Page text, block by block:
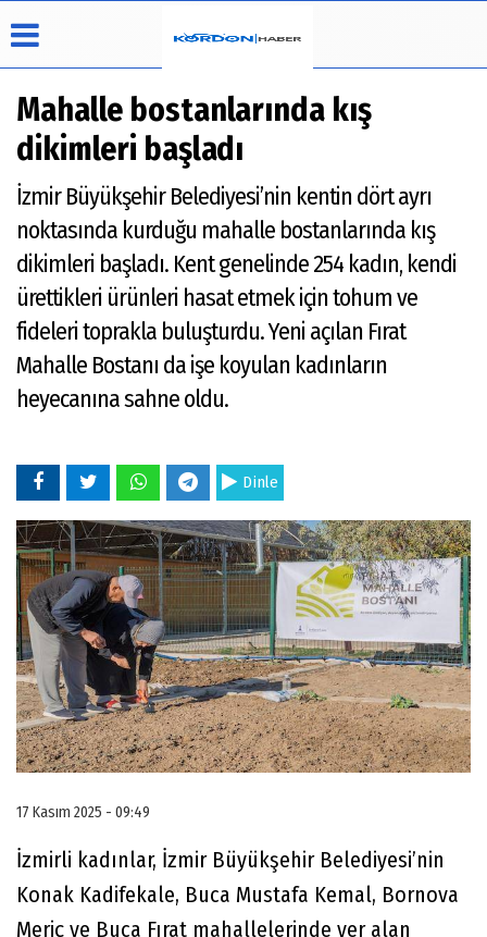
Haber
Arşivi
Durumu
Yazarları
Video
Foto
Galeri
İletişim
Çerez
Politikası
İlkeleri
Mahalle bostanlarında kış
dikimleri başladı
İzmir Büyükşehir Belediyesi’nin kentin dört ayrı
noktasında kurduğu mahalle bostanlarında kış
dikimleri başladı. Kent genelinde 254 kadın, kendi
ürettikleri ürünleri hasat etmek için tohum ve
fideleri toprakla buluşturdu. Yeni açılan Fırat
Mahalle Bostanı da işe koyulan kadınların
heyecanına sahne oldu.
Dinle
17 Kasım 2025 - 09:49
İzmirli kadınlar, İzmir Büyükşehir Belediyesi’nin
Konak Kadifekale, Buca Mustafa Kemal, Bornova
Meriç ve Buca Fırat mahallelerinde yer alan